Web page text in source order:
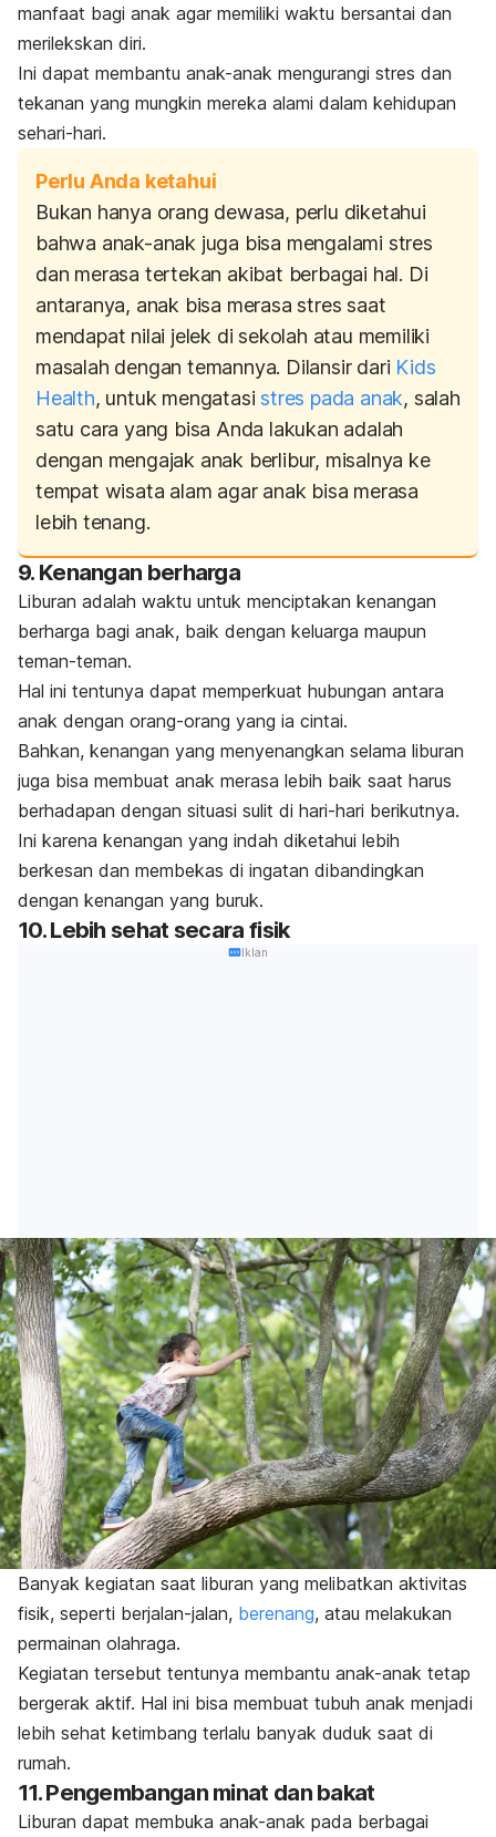
manfaat bagi anak agar memiliki waktu bersantai dan
merilekskan diri.
Ini dapat membantu anak-anak mengurangi stres dan
tekanan yang mungkin mereka alami dalam kehidupan
sehari-hari.
Perlu Anda ketahui
Bukan hanya orang dewasa, perlu diketahui
bahwa anak-anak juga bisa mengalami stres
dan merasa tertekan akibat berbagai hal. Di
antaranya, anak bisa merasa stres saat
mendapat nilai jelek di sekolah atau memiliki
masalah dengan temannya. Dilansir dari Kids
Health, untuk mengatasistres pada anak, salah
satu cara yang bisa Anda lakukan adalah
dengan mengajak anak berlibur, misalnya ke
tempat wisata alam agar anak bisa merasa
lebih tenang.
9. Kenangan berharga
Liburan adalah waktu untuk menciptakan kenangan
berharga bagi anak, baik dengan keluarga maupun
teman-teman.
Hal ini tentunya dapat memperkuat hubungan antara
anak dengan orang-orang yang ia cintai.
Bahkan, kenangan yang menyenangkan selama liburan
juga bisa membuat anak merasa lebih baik saat harus
berhadapan dengan situasi sulit di hari-hari berikutnya.
Ini karena kenangan yang indah diketahui lebih
berkesan dan membekas di ingatan dibandingkan
dengan kenangan yang buruk.
10. Lebih sehat secara fisik
Iklan
Banyak kegiatan saat liburan yang melibatkan aktivitas
fisik, seperti berjalan-jalan, berenang, atau melakukan
permainan olahraga.
Kegiatan tersebut tentunya membantu anak-anak tetap
bergerak aktif. Hal ini bisa membuat tubuh anak menjadi
lebih sehat ketimbang terlalu banyak duduk saat di
rumah.
11. Pengembangan minat dan bakat
Liburan dapat membuka anak-anak pada berbagai